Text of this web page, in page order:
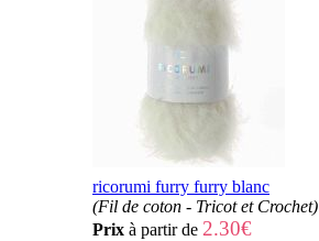
ricorumi furry furry blanc
(Fil de coton - Tricot et Crochet)
Prix à partir de 2.30€